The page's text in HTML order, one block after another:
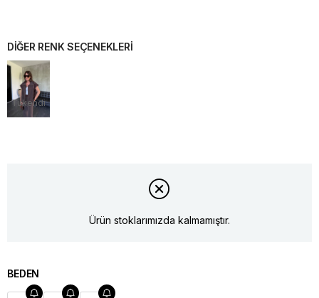
DİĞER RENK SEÇENEKLERİ
Tükendi
Ürün stoklarımızda kalmamıştır.
BEDEN